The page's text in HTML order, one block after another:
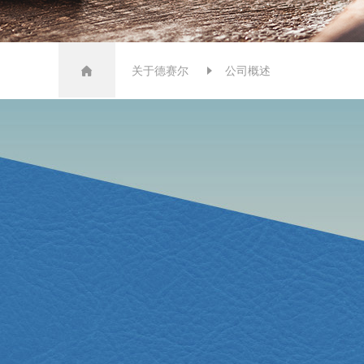
关于德赛尔 公司概述